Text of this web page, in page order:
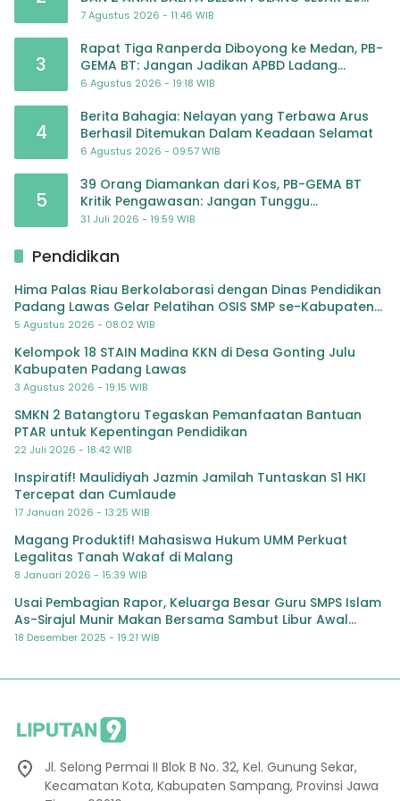
JULI 2026
7 Agustus 2026 - 11:46 WIB
3
Rapat Tiga Ranperda Diboyong ke Medan, PB-
GEMA BT: Jangan Jadikan APBD Ladang
Pembiayaan yang Tak Perlu
6 Agustus 2026 - 19:18 WIB
4
Berita Bahagia: Nelayan yang Terbawa Arus
Berhasil Ditemukan Dalam Keadaan Selamat
6 Agustus 2026 - 09:57 WIB
5
39 Orang Diamankan dari Kos, PB-GEMA BT
Kritik Pengawasan: Jangan Tunggu
Masyarakat Bergerak Baru Negara Bertindak
31 Juli 2026 - 19:59 WIB
Pendidikan
Hima Palas Riau Berkolaborasi dengan Dinas Pendidikan
Padang Lawas Gelar Pelatihan OSIS SMP se-Kabupaten
Padang Lawas
5 Agustus 2026 - 08:02 WIB
Kelompok 18 STAIN Madina KKN di Desa Gonting Julu
Kabupaten Padang Lawas
3 Agustus 2026 - 19:15 WIB
SMKN 2 Batangtoru Tegaskan Pemanfaatan Bantuan
PTAR untuk Kepentingan Pendidikan
22 Juli 2026 - 18:42 WIB
Inspiratif! Maulidiyah Jazmin Jamilah Tuntaskan S1 HKI
Tercepat dan Cumlaude
17 Januari 2026 - 13:25 WIB
Magang Produktif! Mahasiswa Hukum UMM Perkuat
Legalitas Tanah Wakaf di Malang
8 Januari 2026 - 15:39 WIB
Usai Pembagian Rapor, Keluarga Besar Guru SMPS Islam
As-Sirajul Munir Makan Bersama Sambut Libur Awal
Semester
18 Desember 2025 - 19:21 WIB
Jl. Selong Permai II Blok B No. 32, Kel. Gunung Sekar,
Kecamatan Kota, Kabupaten Sampang, Provinsi Jawa